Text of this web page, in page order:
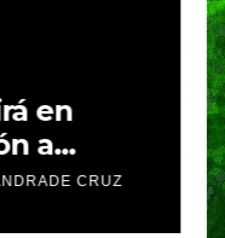
en
a
próxima
CRUZ